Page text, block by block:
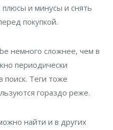
и минусы и снять
покупкой.
немного сложнее, чем в
периодически
поиск. Теги тоже
гораздо реже.
найти и в других